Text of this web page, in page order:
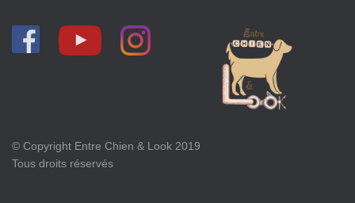
© Copyright Entre Chien & Look 2019
Tous droits réservés